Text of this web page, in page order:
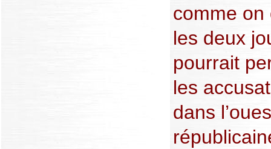
comme on
les deux
pourrait
les
dans